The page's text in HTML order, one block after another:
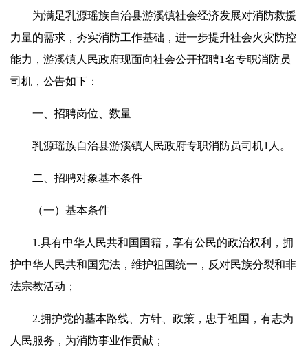
为满足乳源瑶族自治县游溪镇社会经济发展对消防救援
力量的需求，夯实消防工作基础，进一步提升社会火灾防控
能力，游溪镇人民政府现面向社会公开招聘1名专职消防员
司机，公告如下：
一、招聘岗位、数量
乳源瑶族自治县游溪镇人民政府专职消防员司机1人。
二、招聘对象基本条件
（一）基本条件
1.具有中华人民共和国国籍，享有公民的政治权利，拥
护中华人民共和国宪法，维护祖国统一，反对民族分裂和非
法宗教活动；
2.拥护党的基本路线、方针、政策，忠于祖国，有志为
人民服务，为消防事业作贡献；